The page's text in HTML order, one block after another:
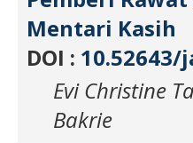
Mentari Kasih
DOI : 10.52643/
Evi Christine
Bakrie